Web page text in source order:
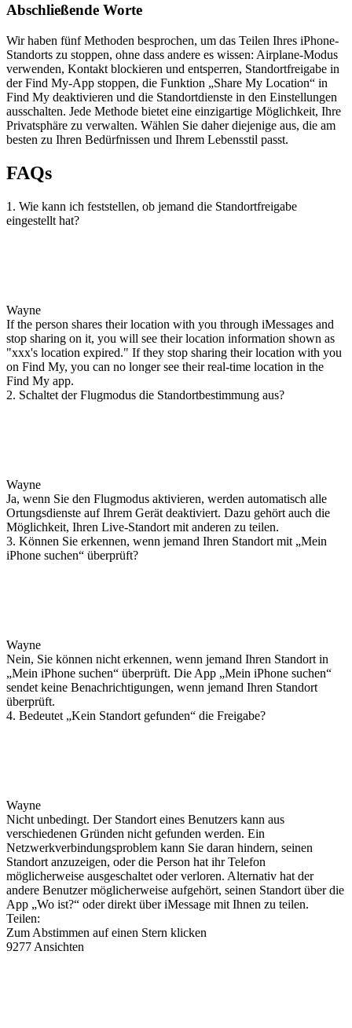
Abschließende Worte
Wir haben fünf Methoden besprochen, um das Teilen Ihres iPhone-
Standorts zu stoppen, ohne dass andere es wissen: Airplane-Modus
verwenden, Kontakt blockieren und entsperren, Standortfreigabe in
der Find My-App stoppen, die Funktion „Share My Location“ in
Find My deaktivieren und die Standortdienste in den Einstellungen
ausschalten. Jede Methode bietet eine einzigartige Möglichkeit, Ihre
Privatsphäre zu verwalten. Wählen Sie daher diejenige aus, die am
besten zu Ihren Bedürfnissen und Ihrem Lebensstil passt.
FAQs
1. Wie kann ich feststellen, ob jemand die Standortfreigabe
eingestellt hat?
Wayne
If the person shares their location with you through iMessages and
stop sharing on it, you will see their location information shown as
"xxx's location expired." If they stop sharing their location with you
on Find My, you can no longer see their real-time location in the
Find My app.
2. Schaltet der Flugmodus die Standortbestimmung aus?
Wayne
Ja, wenn Sie den Flugmodus aktivieren, werden automatisch alle
Ortungsdienste auf Ihrem Gerät deaktiviert. Dazu gehört auch die
Möglichkeit, Ihren Live-Standort mit anderen zu teilen.
3. Können Sie erkennen, wenn jemand Ihren Standort mit „Mein
iPhone suchen“ überprüft?
Wayne
Nein, Sie können nicht erkennen, wenn jemand Ihren Standort in
„Mein iPhone suchen“ überprüft. Die App „Mein iPhone suchen“
sendet keine Benachrichtigungen, wenn jemand Ihren Standort
überprüft.
4. Bedeutet „Kein Standort gefunden“ die Freigabe?
Wayne
Nicht unbedingt. Der Standort eines Benutzers kann aus
verschiedenen Gründen nicht gefunden werden. Ein
Netzwerkverbindungsproblem kann Sie daran hindern, seinen
Standort anzuzeigen, oder die Person hat ihr Telefon
möglicherweise ausgeschaltet oder verloren. Alternativ hat der
andere Benutzer möglicherweise aufgehört, seinen Standort über die
App „Wo ist?“ oder direkt über iMessage mit Ihnen zu teilen.
Teilen:
Zum Abstimmen auf einen Stern klicken
9277 Ansichten